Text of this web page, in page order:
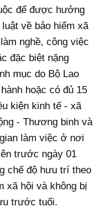
để được hưởng
về bảo hiểm xã
nghề, công việc
đặc biệt nặng
mục do Bộ Lao
hoặc có đủ 15
kiện kinh tế - xã
- Thương binh và
làm việc ở nơi
trước ngày 01
chế độ hưu trí theo
xã hội và không bị
trước tuổi.